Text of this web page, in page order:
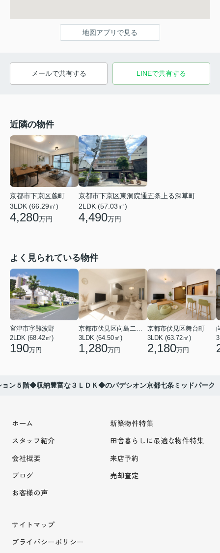
地図アプリで見る
メールで共有する LINEで共有する
近隣の物件
京都市下京区麓町
3LDK (66.29㎡)
4,280万円
京都市下京区東洞院通五条上る深草町
2LDK (57.03㎡)
4,490万円
よく見られている物件
宮津市字難波野
2LDK (68.42㎡)
190万円
3LDK (64.50㎡)
1,280万円
京都市伏見区舞台町
3LDK (63.72㎡)
2,180万円
ョン５階◆収納豊富な３ＬＤＫ◆のパデシオン京都七条ミッドパーク
ホーム
スタッフ紹介
会社概要
ブログ
お客様の声
新築物件特集
田舎暮らしに最適な物件特集
来店予約
売却査定
サイトマップ
プライバシーポリシー